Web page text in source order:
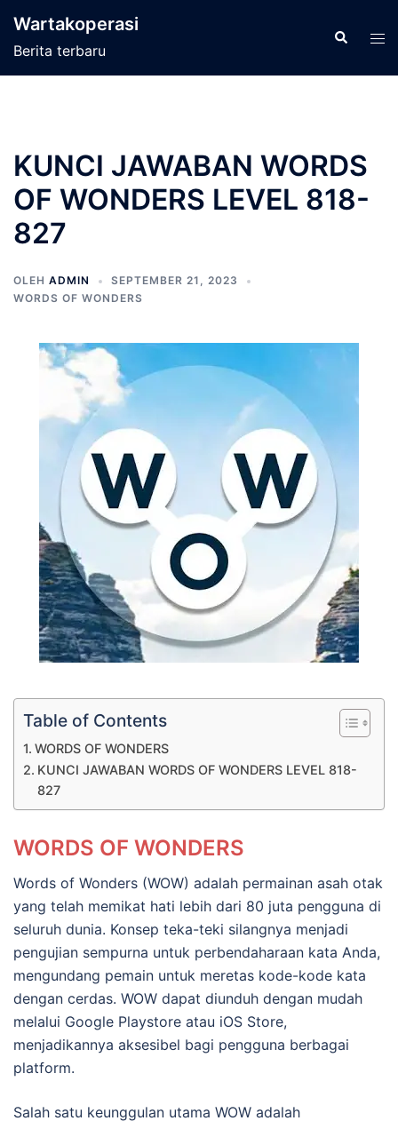
Wartakoperasi
Berita terbaru
Cari
KUNCI JAWABAN WORDS
OF WONDERS LEVEL 818-
827
OLEH ADMIN
SEPTEMBER 21, 2023
WORDS OF WONDERS
Table of Contents
WORDS OF WONDERS
KUNCI JAWABAN WORDS OF WONDERS LEVEL 818-
827
WORDS OF WONDERS
Words of Wonders (WOW) adalah permainan asah otak
yang telah memikat hati lebih dari 80 juta pengguna di
seluruh dunia. Konsep teka-teki silangnya menjadi
pengujian sempurna untuk perbendaharaan kata Anda,
mengundang pemain untuk meretas kode-kode kata
dengan cerdas. WOW dapat diunduh dengan mudah
melalui Google Playstore atau iOS Store,
menjadikannya aksesibel bagi pengguna berbagai
platform.
Salah satu keunggulan utama WOW adalah